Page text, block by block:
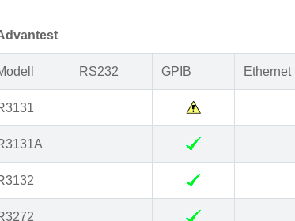
RS232 GPIB Ethernet